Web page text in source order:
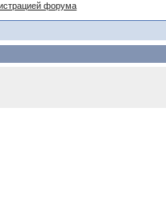
форума